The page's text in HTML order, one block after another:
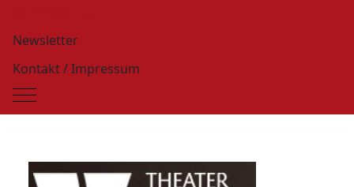
Newsletter
Kontakt / Impressum
Mobile Menu Toggle